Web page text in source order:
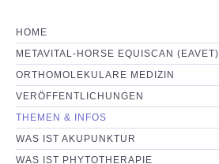
HOME
METAVITAL-HORSE EQUISCAN (EAVET)
ORTHOMOLEKULARE MEDIZIN
VERÖFFENTLICHUNGEN
THEMEN & INFOS
WAS IST AKUPUNKTUR
WAS IST PHYTOTHERAPIE